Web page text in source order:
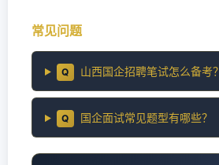
常见问题
Q 山西国企招聘笔试怎么备考？
Q 国企面试常见题型有哪些？